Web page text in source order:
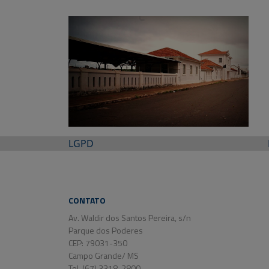
LGPD
CONTATO
Av. Waldir dos Santos Pereira, s/n
Parque dos Poderes
CEP: 79031-350
Campo Grande/ MS